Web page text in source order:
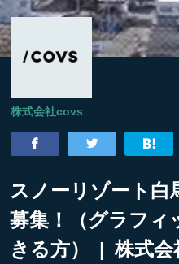
株式会社covs
スノーリゾート白
募集！（グラフィ
きる方） | 株式会